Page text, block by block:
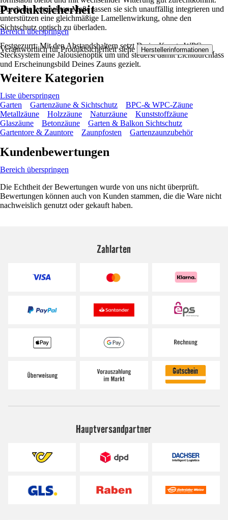
Durch die kompakten Maße lassen sie sich unauffällig integrieren und
unterstützen eine gleichmäßige Lamellenwirkung, ohne den
Sichtschutz optisch zu überladen.
Festgezurrt: Mit den Abstandshaltern setzt Du im Konsta WPC
Stecksystem eine Jalousienoptik um und steuerst damit Lichtdurchlass
und Erscheinungsbild Deines Zauns gezielt.
Produktsicherheit
Bereich überspringen
Verantwortlich für Produktsicherheit siehe Herstellerinformationen .
Weitere Kategorien
Liste überspringen
Garten
Gartenzäune & Sichtschutz
BPC-& WPC-Zäune
Metallzäune
Holzzäune Naturzäune
Kunststoffzäune
Glaszäune
Betonzäune
Garten & Balkon Sichtschutz
Gartentore & Zauntore
Zaunpfosten Gartenzaunzubehör
Kundenbewertungen
Bereich überspringen
Die Echtheit der Bewertungen wurde von uns nicht überprüft.
Bewertungen können auch von Kunden stammen, die die Ware nicht
nachweislich genutzt oder gekauft haben.
Zahlarten
Hauptversandpartner